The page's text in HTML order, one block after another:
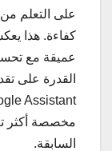
على التعلم
كفاءة. هذا
عميقة مع
القدرة على
مخصصة أكثر
السابقة.